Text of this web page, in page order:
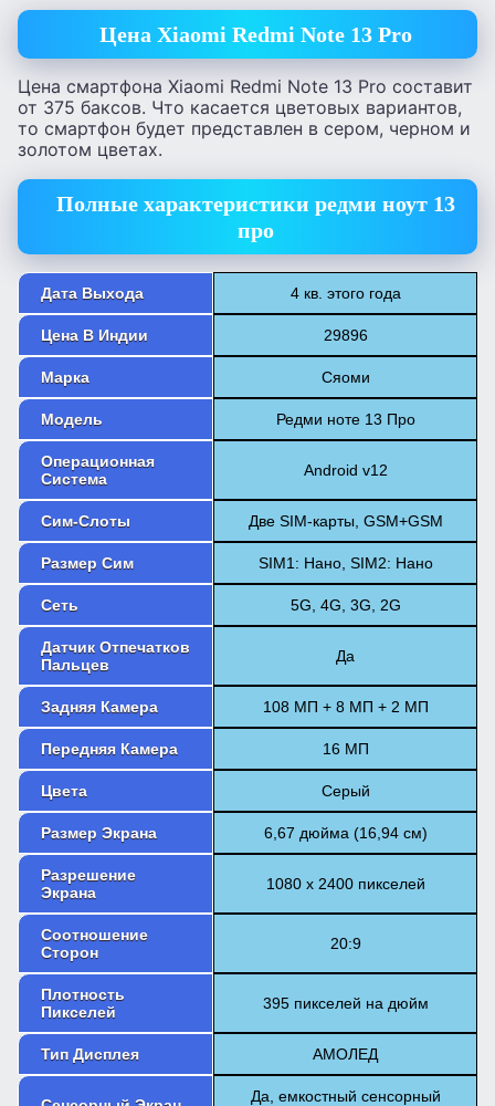
Цена Xiaomi Redmi Note 13 Pro
Цена смартфона Xiaomi Redmi Note 13 Pro составит
от 375 баксов. Что касается цветовых вариантов,
то смартфон будет представлен в сером, черном и
золотом цветах.
Полные характеристики редми ноут 13
про
Дата Выхода 4 кв. этого года
Цена В Индии 29896
Марка Сяоми
Модель Редми ноте 13 Про
Операционная
Система
Android v12
Сим-Слоты Две SIM-карты, GSM+GSM
Размер Сим SIM1: Нано, SIM2: Нано
Сеть 5G, 4G, 3G, 2G
Датчик Отпечатков
Пальцев
Да
Задняя Камера 108 МП + 8 МП + 2 МП
Передняя Камера 16 МП
Цвета Серый
Размер Экрана 6,67 дюйма (16,94 см)
Разрешение
Экрана
1080 х 2400 пикселей
Соотношение
Сторон
20:9
Плотность
Пикселей
395 пикселей на дюйм
Тип Дисплея АМОЛЕД
Да, емкостный сенсорный